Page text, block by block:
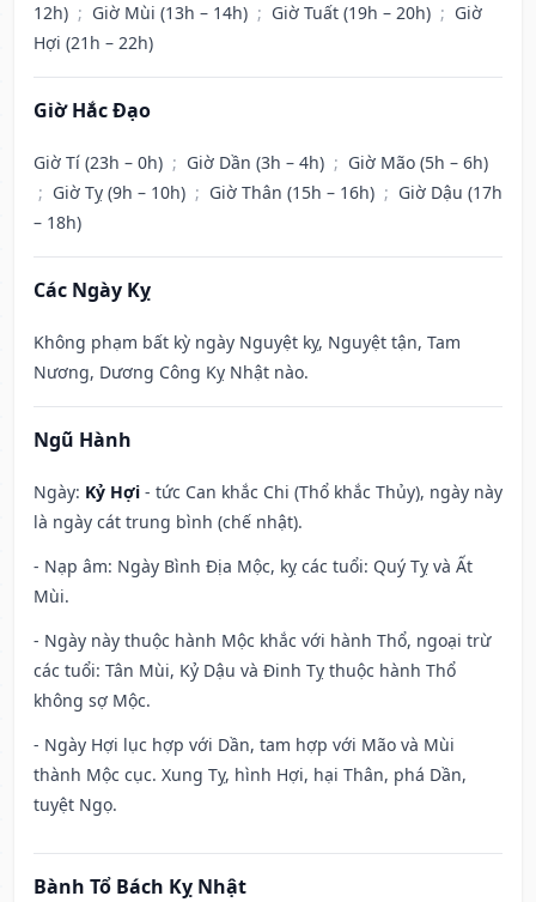
12h) ; Giờ Mùi (13h – 14h) ; Giờ Tuất (19h – 20h) ; Giờ
Hợi (21h – 22h)
Giờ Hắc Đạo
Giờ Tí (23h – 0h) ; Giờ Dần (3h – 4h) ; Giờ Mão (5h – 6h)
; Giờ Tỵ (9h – 10h) ; Giờ Thân (15h – 16h) ; Giờ Dậu (17h
– 18h)
Các Ngày Kỵ
Không phạm bất kỳ ngày Nguyệt kỵ, Nguyệt tận, Tam
Nương, Dương Công Kỵ Nhật nào.
Ngũ Hành
Ngày: Kỷ Hợi - tức Can khắc Chi (Thổ khắc Thủy), ngày này
là ngày cát trung bình (chế nhật).
- Nạp âm: Ngày Bình Địa Mộc, kỵ các tuổi: Quý Tỵ và Ất
Mùi.
- Ngày này thuộc hành Mộc khắc với hành Thổ, ngoại trừ
các tuổi: Tân Mùi, Kỷ Dậu và Đinh Tỵ thuộc hành Thổ
không sợ Mộc.
- Ngày Hợi lục hợp với Dần, tam hợp với Mão và Mùi
thành Mộc cục. Xung Tỵ, hình Hợi, hại Thân, phá Dần,
tuyệt Ngọ.
Bành Tổ Bách Kỵ Nhật